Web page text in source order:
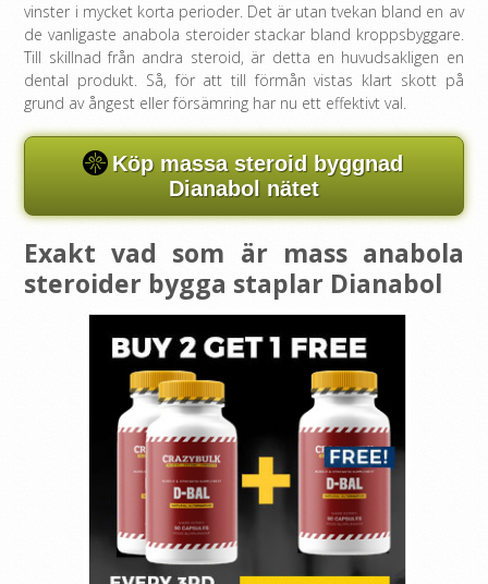
vinster i mycket korta perioder. Det är utan tvekan bland en av
de vanligaste anabola steroider stackar bland kroppsbyggare.
Till skillnad från andra steroid, är detta en huvudsakligen en
dental produkt. Så, för att till förmån vistas klart skott på
grund av ångest eller försämring har nu ett effektivt val.
Köp massa steroid byggnad
Dianabol nätet
Exakt vad som är mass anabola
steroider bygga staplar Dianabol